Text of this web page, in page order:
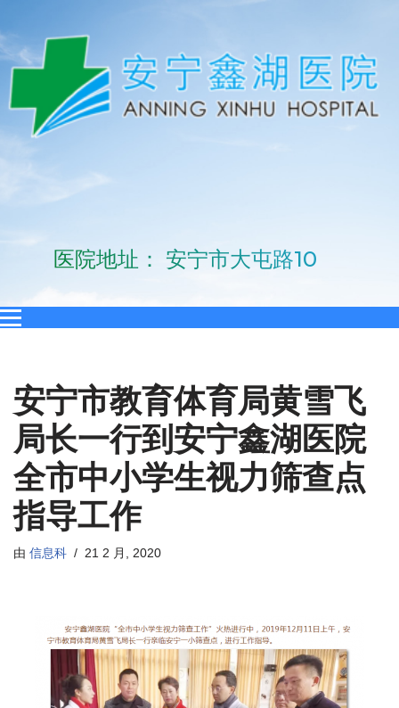
医院地址： 安宁
安宁市教育体育局黄雪飞
局长一行到安宁鑫湖医院
全市中小学生视力筛查点
指导工作
由 信息科 21 2 月, 2020